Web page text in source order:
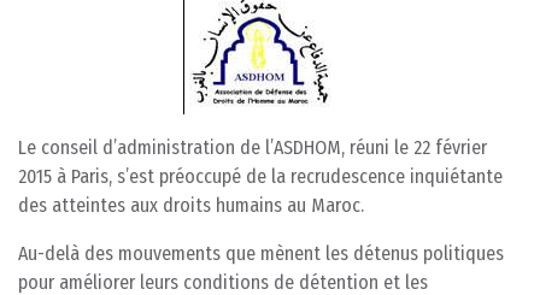
Le conseil d’administration de l’ASDHOM, réuni le 22 février
2015 à Paris, s’est préoccupé de la recrudescence inquiétante
des atteintes aux droits humains au Maroc.
Au-delà des mouvements que mènent les détenus politiques
pour améliorer leurs conditions de détention et les